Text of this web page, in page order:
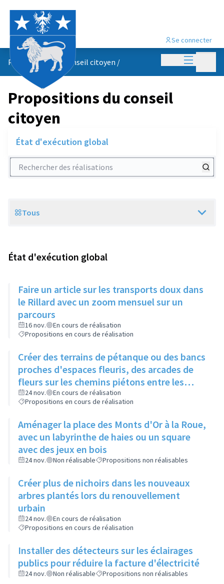
Menu
Se connecter
Propositions du conseil citoyen /
Propositions du conseil
citoyen
État d'exécution global
Rechercher des réalisations
Scope
Tous
État d'exécution global
Faire un article sur les transports doux dans
le Rillard avec un zoom mensuel sur un
parcours
16 nov.
En cours de réalisation
Propositions en cours de réalisation
Créer des terrains de pétanque ou des bancs
proches d'espaces fleuris, des arcades de
fleurs sur les chemins piétons entre les
immeubles
24 nov.
En cours de réalisation
Propositions en cours de réalisation
Aménager la place des Monts d'Or à la Roue,
avec un labyrinthe de haies ou un square
avec des jeux en bois
24 nov. Non réalisable Propositions non réalisables
Créer plus de nichoirs dans les nouveaux
arbres plantés lors du renouvellement
urbain
24 nov.
En cours de réalisation
Propositions en cours de réalisation
Installer des détecteurs sur les éclairages
publics pour réduire la facture d'électricité
24 nov. Non réalisable Propositions non réalisables